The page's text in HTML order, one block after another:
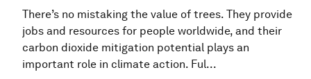
There’s no mistaking the value of trees. They provide
jobs and resources for people worldwide, and their
carbon dioxide mitigation potential plays an
important role in climate action. Ful...